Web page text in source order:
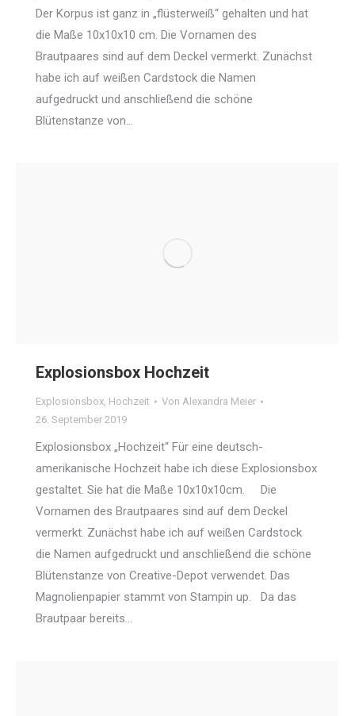
Der Korpus ist ganz in „flüsterweiß“ gehalten und hat
die Maße 10x10x10 cm. Die Vornamen des
Brautpaares sind auf dem Deckel vermerkt. Zunächst
habe ich auf weißen Cardstock die Namen
aufgedruckt und anschließend die schöne
Blütenstanze von…
Explosionsbox Hochzeit
Explosionsbox, Hochzeit Von Alexandra Meier
26. September 2019
Explosionsbox „Hochzeit“ Für eine deutsch-
amerikanische Hochzeit habe ich diese Explosionsbox
gestaltet. Sie hat die Maße 10x10x10cm. Die
Vornamen des Brautpaares sind auf dem Deckel
vermerkt. Zunächst habe ich auf weißen Cardstock
die Namen aufgedruckt und anschließend die schöne
Blütenstanze von Creative-Depot verwendet. Das
Magnolienpapier stammt von Stampin up. Da das
Brautpaar bereits…